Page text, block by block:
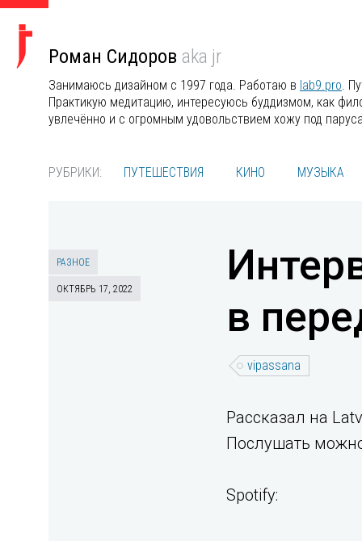
Роман Сидоров aka jr
Занимаюсь дизайном с 1997 года. Работаю в lab9.pro.
Практикую медитацию, интересуюсь буддизмом, как
увлечённо и с огромным удовольствием хожу под
РУБРИКИ: ПУТЕШЕСТВИЯ КИНО МУЗЫКА
РАЗНОЕ
ОКТЯБРЬ 17, 2022
в
vipassana
Рассказал на
Послушать
Spotify:⁣